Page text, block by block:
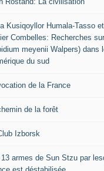
Kusiqoyllor Humala-Tasso
Combelles: Recherches
meyenii Walpers) dans
du sud
de la France
de la forêt
Izborsk
13 armes de Sun Stzu par
est déstabilisée